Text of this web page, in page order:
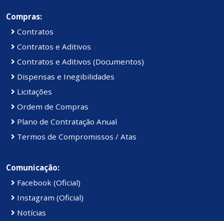
Compras:
Contratos
Contratos e Aditivos
Contratos e Aditivos (Documentos)
Dispensas e Inegibilidades
Licitações
Ordem de Compras
Plano de Contratação Anual
Termos de Compromissos / Atas
Comunicação:
Facebook (Oficial)
Instagram (Oficial)
Notícias